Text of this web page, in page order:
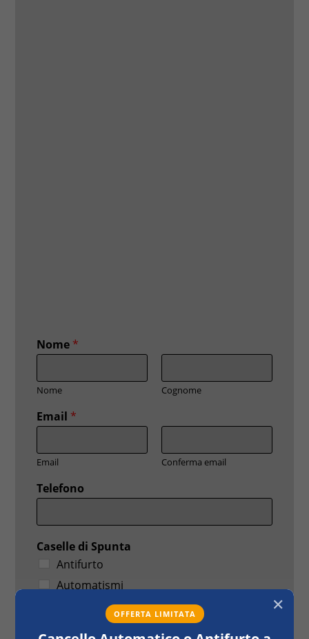
Nome *
Nome Cognome
Email *
Email Conferma email
Telefono
Caselle di Spunta
Antifurto
Automatismi
Video sorveglianza
OFFERTA LIMITATA ✕